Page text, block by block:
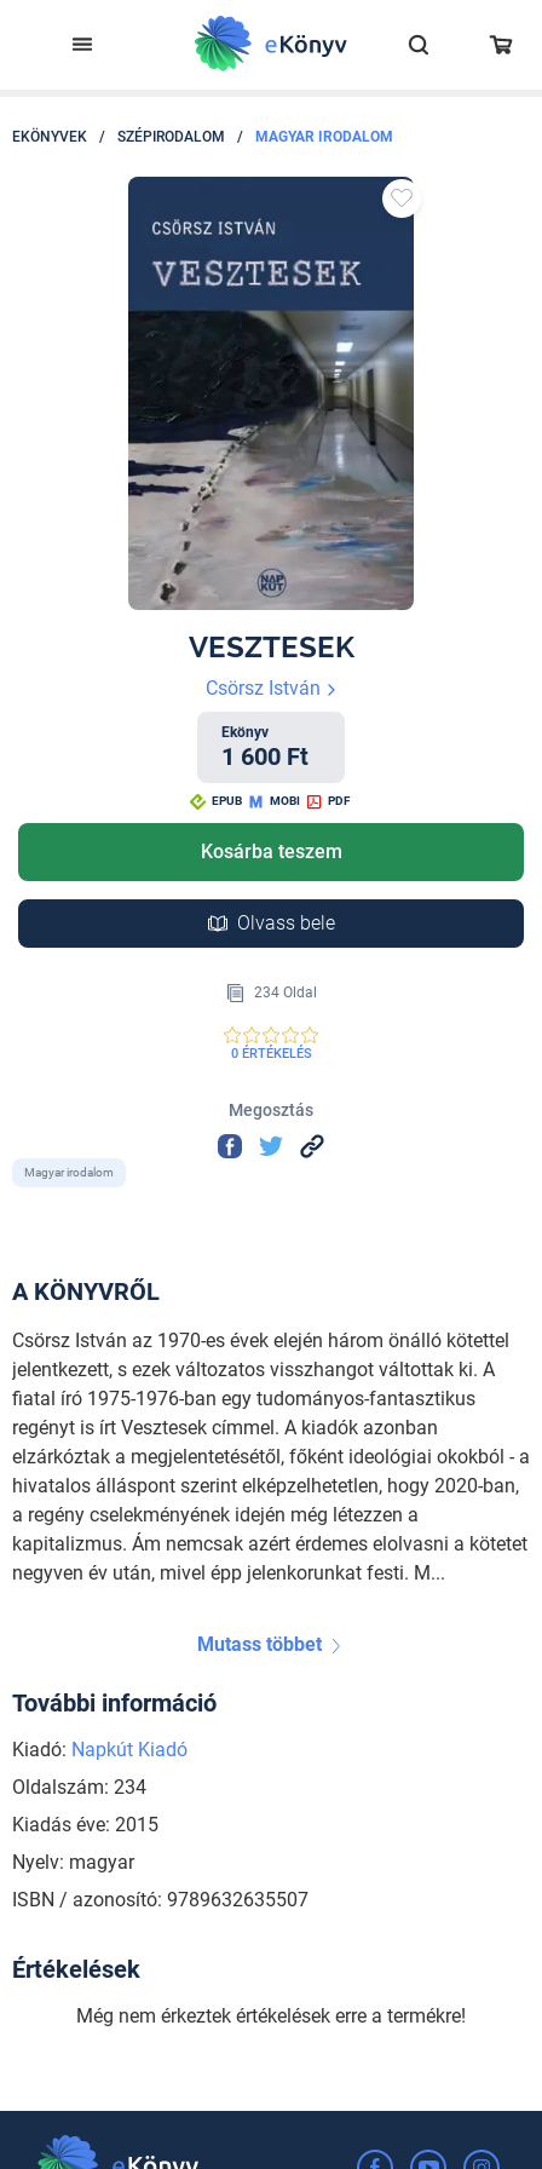
EKÖNYVEK / SZÉPIRODALOM / MAGYAR IRODALOM
VESZTESEK
Csörsz István
Ekönyv
1 600 Ft
EPUB MOBI PDF
Kosárba teszem
Olvass bele
234 Oldal
0 ÉRTÉKELÉS
Megosztás
Magyar irodalom
A KÖNYVRŐL
Csörsz István az 1970-es évek elején három önálló kötettel
jelentkezett, s ezek változatos visszhangot váltottak ki. A
fiatal író 1975-1976-ban egy tudományos-fantasztikus
regényt is írt Vesztesek címmel. A kiadók azonban
elzárkóztak a megjelentetésétől, főként ideológiai okokból - a
hivatalos álláspont szerint elképzelhetetlen, hogy 2020-ban,
a regény cselekményének idején még létezzen a
kapitalizmus. Ám nemcsak azért érdemes elolvasni a kötetet
negyven év után, mivel épp jelenkorunkat festi. M...
Mutass többet
További információ
Kiadó: Napkút Kiadó
Oldalszám: 234
Kiadás éve: 2015
Nyelv: magyar
ISBN / azonosító: 9789632635507
Értékelések
Még nem érkeztek értékelések erre a termékre!